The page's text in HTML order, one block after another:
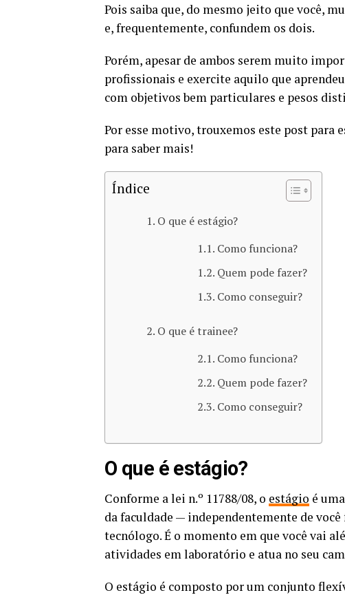
Pois saiba que, do mesmo jeito que você,
e, frequentemente, confundem os dois.
Porém, apesar de ambos serem muito
profissionais e exercite aquilo que
com objetivos bem particulares e pesos
Por esse motivo, trouxemos este post para
para saber mais!
Índice
O que é estágio?
Como funciona?
Quem pode fazer?
Como conseguir?
O que é trainee?
Como funciona?
Quem pode fazer?
Como conseguir?
O que é estágio?
Conforme a lei n.º 11788/08, o estágio é
da faculdade — independentemente de
tecnólogo. É o momento em que você vai
atividades em laboratório e atua no seu
O estágio é composto por um conjunto